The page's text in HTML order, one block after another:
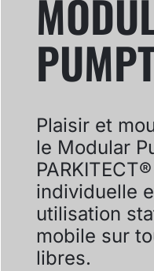
Plaisir et
le Modular
individuelle
utilisation
mobile sur
libres.